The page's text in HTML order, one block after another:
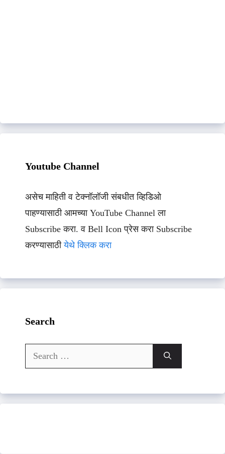
Youtube Channel
असेच माहिती व टेक्नॉलॉजी संबधीत व्हिडिओ
पाहण्यासाठी आमच्या YouTube Channel ला
Subscribe करा. व Bell Icon प्रेस करा Subscribe
करण्यासाठीयेथे क्लिक करा
Search
Search
for: